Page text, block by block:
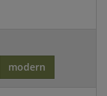
modern